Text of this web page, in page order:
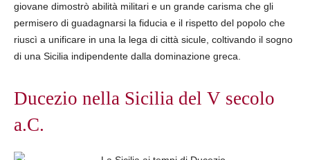
giovane dimostrò abilità militari e un grande carisma che gli
permisero di guadagnarsi la fiducia e il rispetto del popolo che
riuscì a unificare in una la lega di città sicule, coltivando il sogno
di una Sicilia indipendente dalla dominazione greca.
Ducezio nella Sicilia del V secolo
a.C.